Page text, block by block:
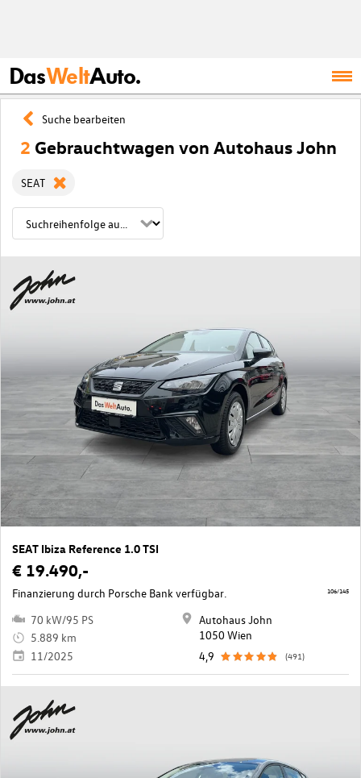
DasWeltAuto.
Suche bearbeiten
2 Gebrauchtwagen von Autohaus John
SEAT
SEAT Ibiza Reference 1.0 TSI
€ 19.490,-
Finanzierung durch Porsche Bank verfügbar.
70 kW/95 PS
5.889 km
11/2025
Autohaus John
1050 Wien
4,9
(491)
106/145